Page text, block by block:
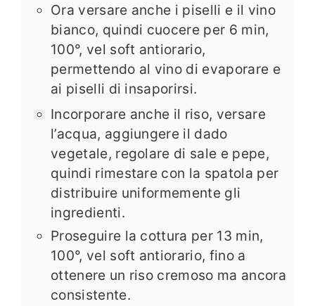
Ora versare anche i piselli e il vino
bianco, quindi cuocere per 6 min,
100°, vel soft antiorario,
permettendo al vino di evaporare e
ai piselli di insaporirsi.
Incorporare anche il riso, versare
l’acqua, aggiungere il dado
vegetale, regolare di sale e pepe,
quindi rimestare con la spatola per
distribuire uniformemente gli
ingredienti.
Proseguire la cottura per 13 min,
100°, vel soft antiorario, fino a
ottenere un riso cremoso ma ancora
consistente.